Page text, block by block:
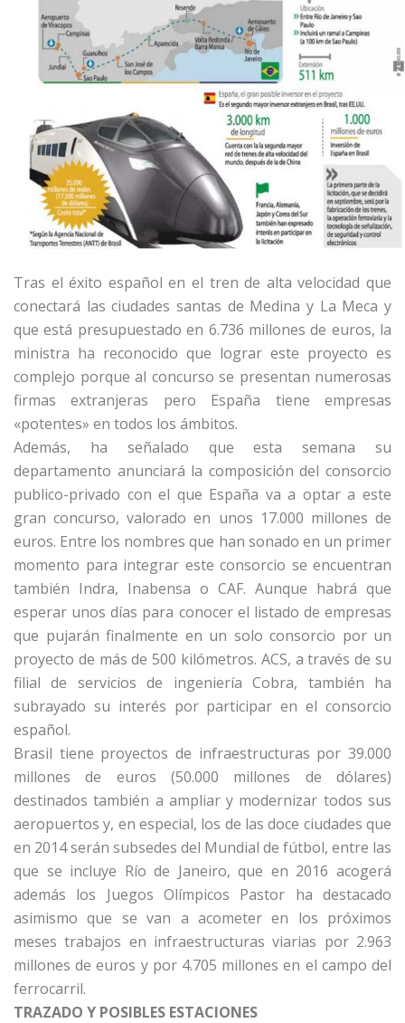
Tras el éxito español en el tren de alta velocidad que
conectará las ciudades santas de Medina y La Meca y
que está presupuestado en 6.736 millones de euros, la
ministra ha reconocido que lograr este proyecto es
complejo porque al concurso se presentan numerosas
firmas extranjeras pero España tiene empresas
«potentes» en todos los ámbitos.
Además, ha señalado que esta semana su
departamento anunciará la composición del consorcio
publico-privado con el que España va a optar a este
gran concurso, valorado en unos 17.000 millones de
euros. Entre los nombres que han sonado en un primer
momento para integrar este consorcio se encuentran
también Indra, Inabensa o CAF. Aunque habrá que
esperar unos días para conocer el listado de empresas
que pujarán finalmente en un solo consorcio por un
proyecto de más de 500 kilómetros. ACS, a través de su
filial de servicios de ingeniería Cobra, también ha
subrayado su interés por participar en el consorcio
español.
Brasil tiene proyectos de infraestructuras por 39.000
millones de euros (50.000 millones de dólares)
destinados también a ampliar y modernizar todos sus
aeropuertos y, en especial, los de las doce ciudades que
en 2014 serán subsedes del Mundial de fútbol, entre las
que se incluye Río de Janeiro, que en 2016 acogerá
además los Juegos Olímpicos Pastor ha destacado
asimismo que se van a acometer en los próximos
meses trabajos en infraestructuras viarias por 2.963
millones de euros y por 4.705 millones en el campo del
ferrocarril.
TRAZADO Y POSIBLES ESTACIONES